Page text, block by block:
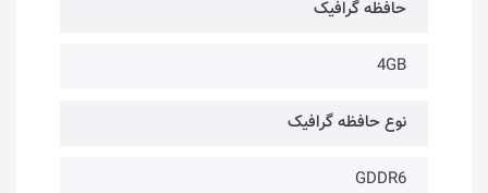
حافظه گرافیک
4GB
نوع حافظه گرافیک
GDDR6